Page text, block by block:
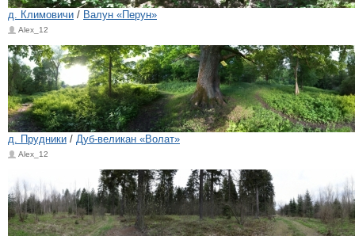
д. Климовичи / Валун «Перун»
Alex_12
д. Прудники / Дуб-великан «Волат»
Alex_12